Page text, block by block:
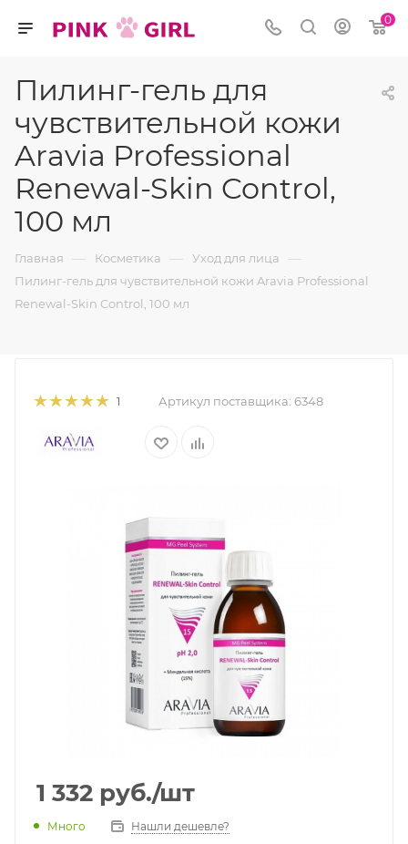
0
Пилинг-гель для
чувствительной кожи
Aravia Professional
Renewal-Skin Control,
100 мл
Главная — Косметика — Уход для лица —
Пилинг-гель для чувствительной кожи Aravia Professional
Renewal-Skin Control, 100 мл
1 Артикул поставщика: 6348
1 332 руб./шт
Много Нашли дешевле?